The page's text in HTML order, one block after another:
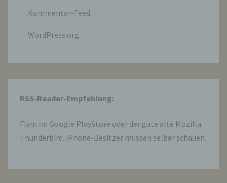
Kommentar-Feed
WordPress.org
RSS-Reader-Empfehlung:
Flym im Google PlayStore oder der gute alte Mozilla
Thunderbird. iPhone-Besitzer müssen selber schauen.
Unionsrecht oder dem Recht der
Auftragsverarbeiter ist eine natürliche oder
oder andere Stelle, die personenbezogene
Daten im Auftrag des Verantwortlichen
Empfänger ist eine natürliche oder juristische